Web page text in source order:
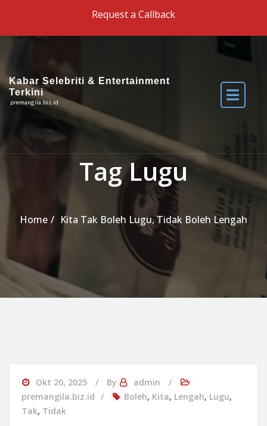
Request a Callback
Kabar Selebriti & Entertainment
Terkini
premangila.biz.id
Tag Lugu
Home Kita Tak Boleh Lugu, Tidak Boleh Lengah
Okt 20, 2025 By
admin
premangila.biz.id
Boleh, Kita, Lengah, Lugu,
Tak, Tidak